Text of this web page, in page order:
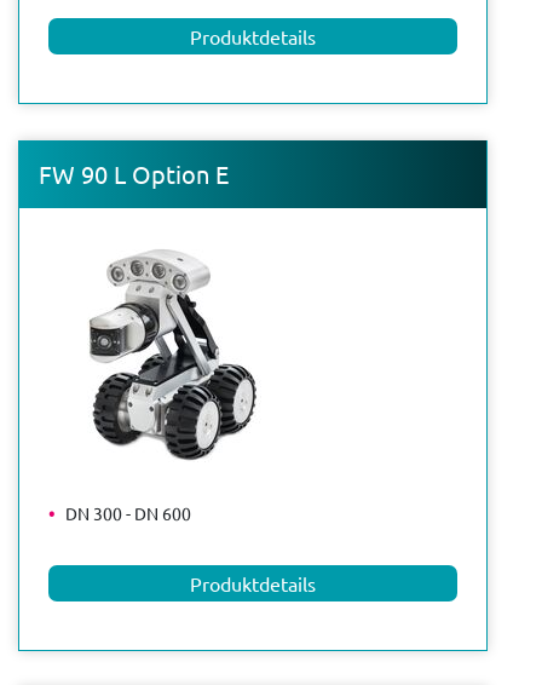
Produktdetails
FW 90 L Option E
DN 300 - DN 600
Produktdetails